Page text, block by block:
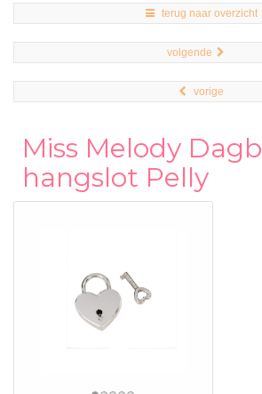
terug naar overzicht
volgende
vorige
Miss Melody
hangslot Pelly